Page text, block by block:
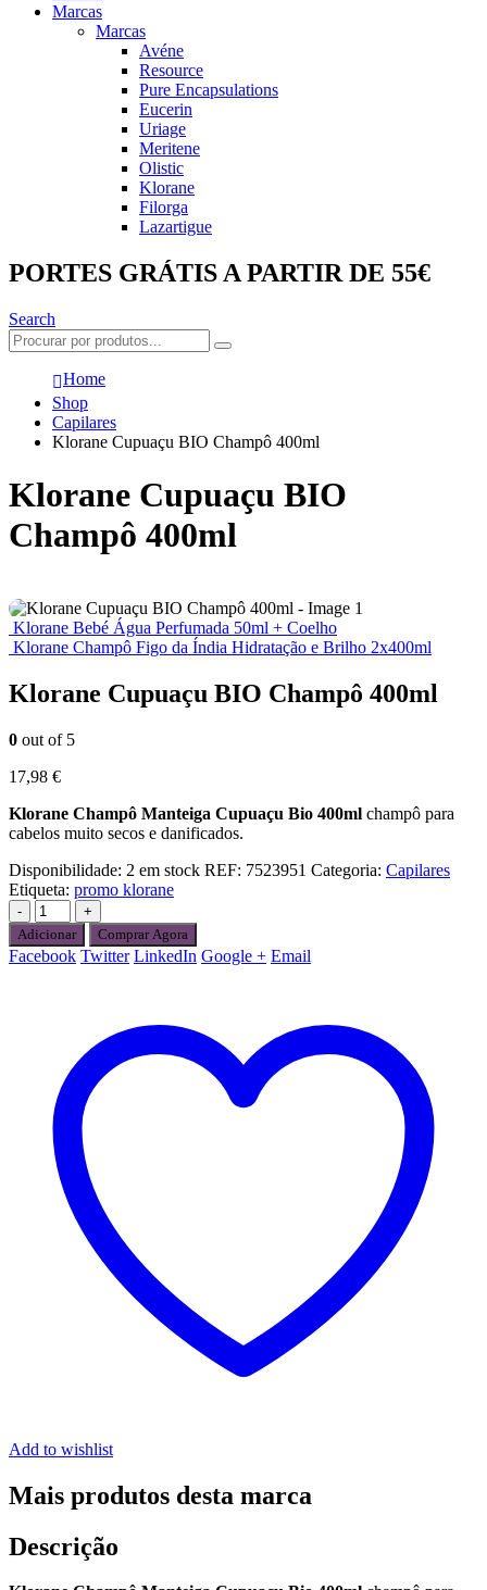
Marcas
Marcas
Avéne
Resource
Pure Encapsulations
Eucerin
Uriage
Meritene
Olistic
Klorane
Filorga
Lazartigue
PORTES GRÁTIS A PARTIR DE 55€
Search
Home
Shop
Capilares
Klorane Cupuaçu BIO Champô 400ml
Klorane Cupuaçu BIO
Champô 400ml
Klorane Bebé Água Perfumada 50ml + Coelho
Klorane Champô Figo da Índia Hidratação e Brilho 2x400ml
Klorane Cupuaçu BIO Champô 400ml
0 out of 5
17,98 €
Klorane Champô Manteiga Cupuaçu Bio 400ml champô para
cabelos muito secos e danificados.
Disponibilidade: 2 em stock REF: 7523951 Categoria: Capilares
Etiqueta: promo klorane
-
+
Adicionar
Comprar Agora
Facebook Twitter LinkedIn Google + Email
Add to wishlist
Mais produtos desta marca
Descrição